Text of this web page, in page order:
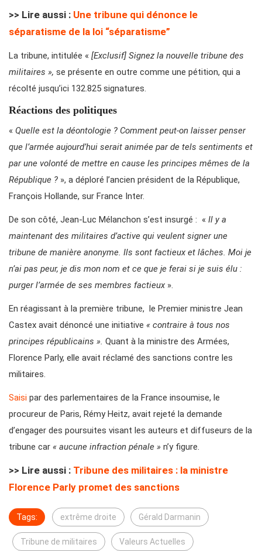
>> Lire aussi : Une tribune qui dénonce le
séparatisme de la loi “séparatisme”
La tribune, intitulée « [Exclusif] Signez la nouvelle tribune des
militaires », se présente en outre comme une pétition, qui a
récolté jusqu’ici 132.825 signatures.
Réactions des politiques
« Quelle est la déontologie ? Comment peut-on laisser penser
que l’armée aujourd’hui serait animée par de tels sentiments et
par une volonté de mettre en cause les principes mêmes de la
République ? », a déploré l’ancien président de la République,
François Hollande, sur France Inter.
De son côté, Jean-Luc Mélanchon s’est insurgé : « Il y a
maintenant des militaires d’active qui veulent signer une
tribune de manière anonyme. Ils sont factieux et lâches. Moi je
n’ai pas peur, je dis mon nom et ce que je ferai si je suis élu :
purger l’armée de ses membres factieux ».
En réagissant à la première tribune, le Premier ministre Jean
Castex avait dénoncé une initiative « contraire à tous nos
principes républicains ». Quant à la ministre des Armées,
Florence Parly, elle avait réclamé des sanctions contre les
militaires.
Saisi par des parlementaires de la France insoumise, le
procureur de Paris, Rémy Heitz, avait rejeté la demande
d’engager des poursuites visant les auteurs et diffuseurs de la
tribune car « aucune infraction pénale » n’y figure.
>> Lire aussi : Tribune des militaires : la ministre
Florence Parly promet des sanctions
Tags: extrême droite Gérald Darmanin
Tribune de militaires Valeurs Actuelles